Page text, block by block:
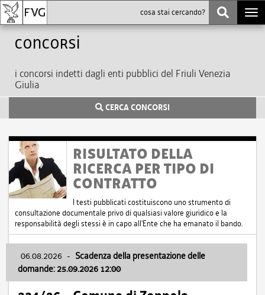
Concorsi
i concorsi indetti dagli enti pubblici del Friuli Venezia
Giulia
CERCA CONCORSI
RISULTATO DELLA
RICERCA PER TIPO DI
CONTRATTO
I testi pubblicati costituiscono uno strumento di
consultazione documentale privo di qualsiasi valore giuridico e la
responsabilità degli stessi è in capo all'Ente che ha emanato il bando.
06.08.2026 - Scadenza della presentazione delle
domande: 25.09.2026 12:00